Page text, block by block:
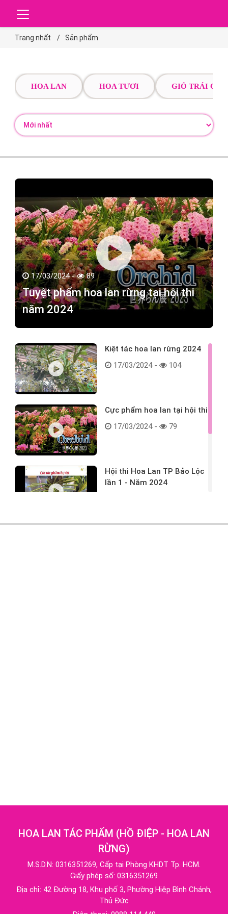
Trang nhất Sản phẩm
HOA LAN HOA TƯƠI GIỎ TRÁI CÂY
17/03/2024 - 89
Tuyệt phẩm hoa lan rừng tại hội thi
năm 2024
Kiệt tác hoa lan rừng 2024
17/03/2024 -
104
Cực phẩm hoa lan tại hội thi
17/03/2024 -
79
Hội thi Hoa Lan TP Bảo Lộc
lần 1 - Năm 2024
HOA LAN TÁC PHẨM (HỒ ĐIỆP - HOA LAN
RỪNG)
M.S.D.N: 0316351269, Cấp tại Phòng KHDT Tp. HCM.
Giấy phép số: 0316351269
Địa chỉ: 42 Đường 18, Khu phố 3, Phường Hiệp Bình Chánh,
Thủ Đức